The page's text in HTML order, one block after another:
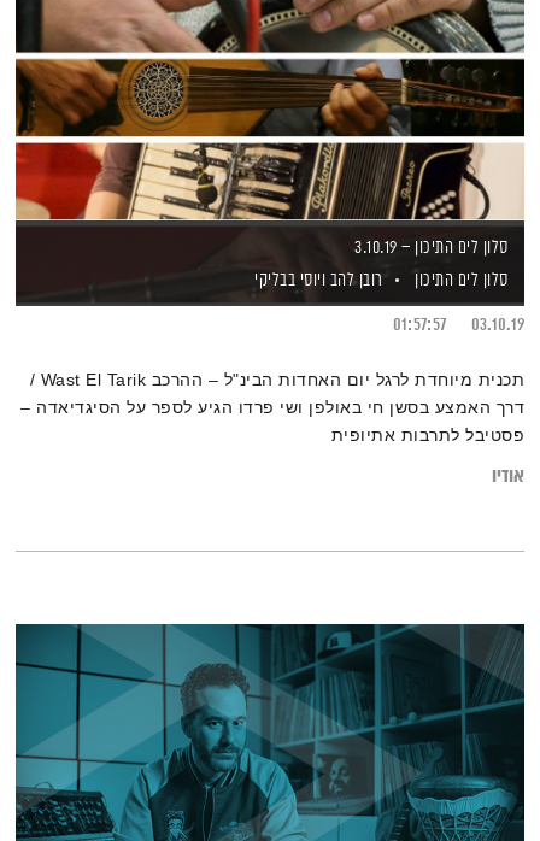
סלון לים התיכון – 3.10.19
סלון לים התיכון
רובן להב ויוסי בבליקי
03.10.19
01:57:57
תכנית מיוחדת לרגל יום האחדות הבינ"ל – ההרכב Wast El Tarik /
דרך האמצע בסשן חי באולפן ושי פרדו הגיע לספר על הסיגדיאדה –
פסטיבל לתרבות אתיופית
אודיו